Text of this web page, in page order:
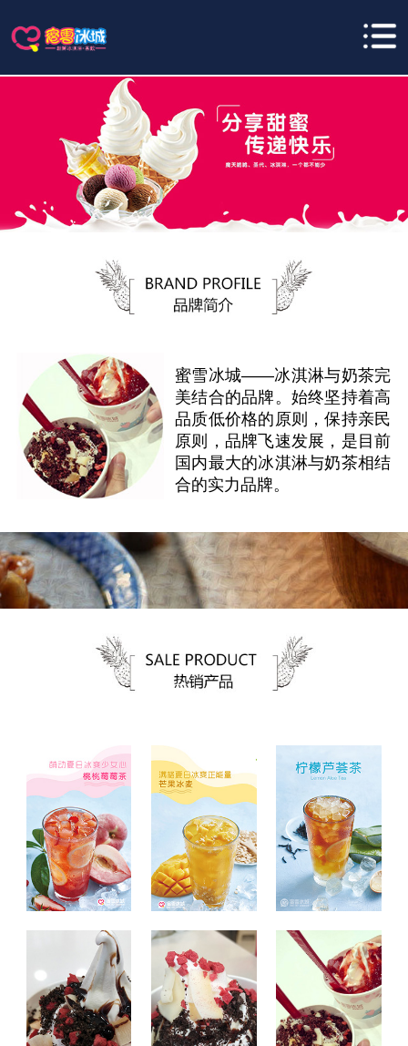
蜜雪冰城——冰淇淋与奶茶完
美结合的品牌。始终坚持着高
品质低价格的原则，保持亲民
原则，品牌飞速发展，是目前
国内最大的冰淇淋与奶茶相结
合的实力品牌。